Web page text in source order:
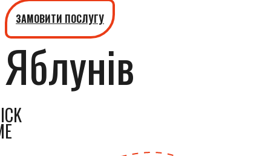
ЗАМОВИТИ ПОСЛУГУ
Яблунів